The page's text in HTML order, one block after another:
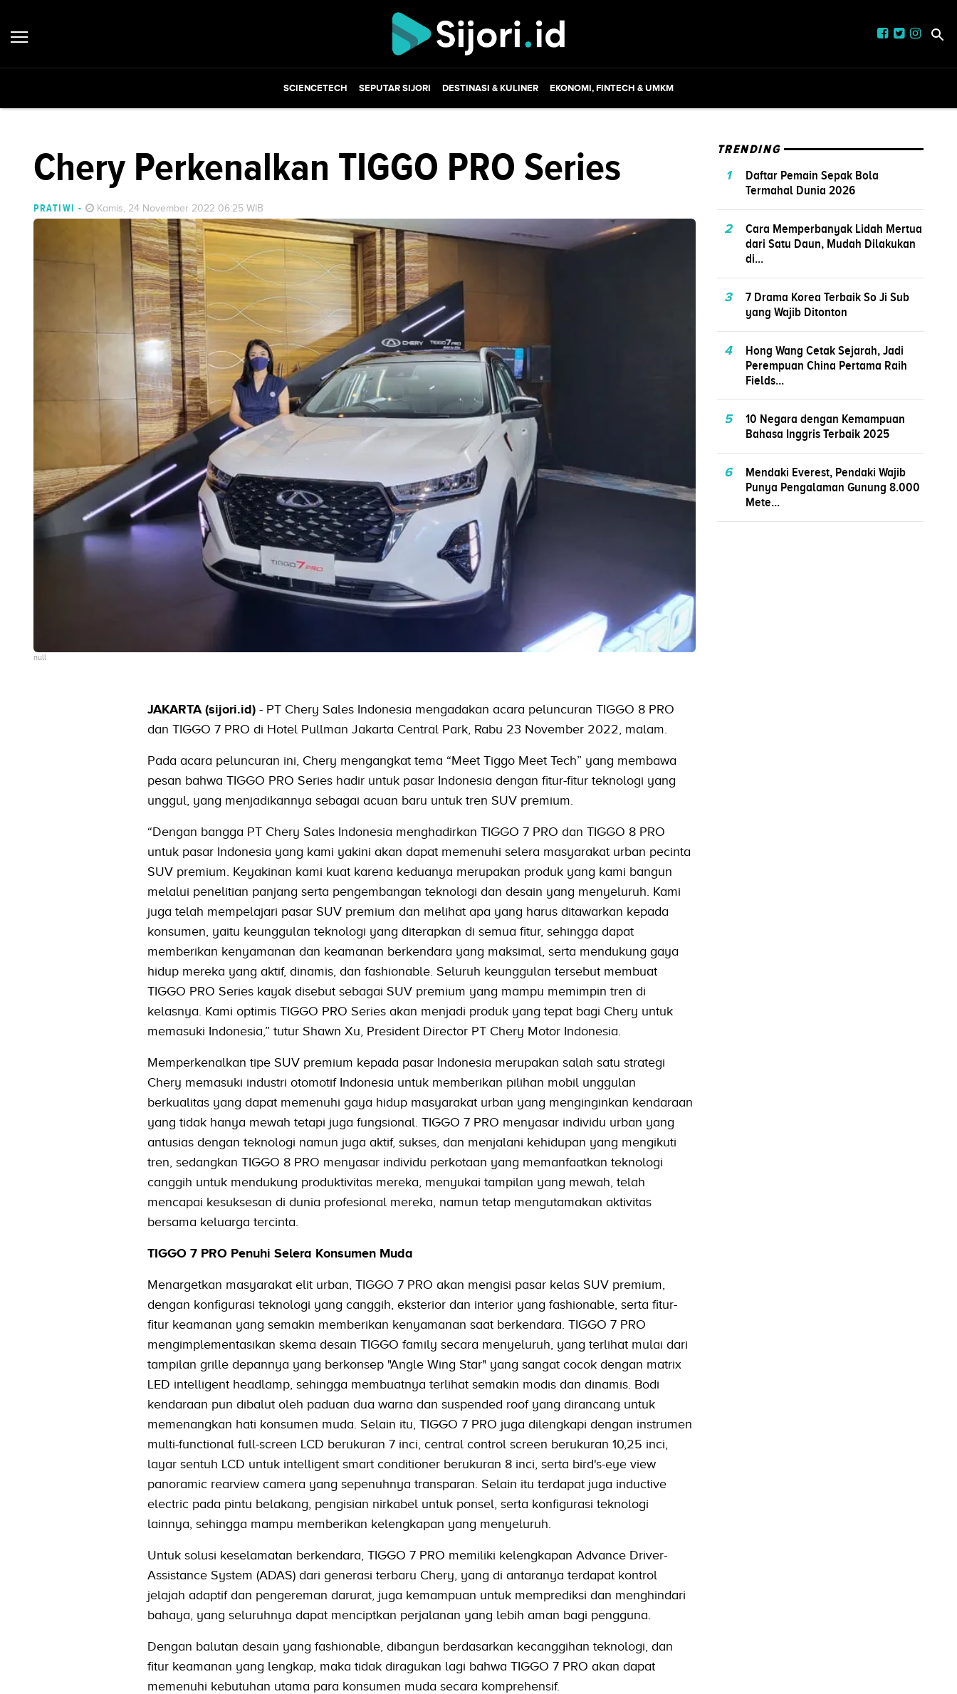
SCIENCETECH SEPUTAR SIJORI DESTINASI & KULINER EKONOMI, FINTECH & UMKM
Chery Perkenalkan TIGGO PRO Series
PRATIWI - Kamis, 24 November 2022 06:25 WIB
null
JAKARTA (sijori.id) - PT Chery Sales Indonesia mengadakan acara peluncuran TIGGO 8 PRO
dan TIGGO 7 PRO di Hotel Pullman Jakarta Central Park, Rabu 23 November 2022, malam.
Pada acara peluncuran ini, Chery mengangkat tema “Meet Tiggo Meet Tech” yang membawa
pesan bahwa TIGGO PRO Series hadir untuk pasar Indonesia dengan fitur-fitur teknologi yang
unggul, yang menjadikannya sebagai acuan baru untuk tren SUV premium.
“Dengan bangga PT Chery Sales Indonesia menghadirkan TIGGO 7 PRO dan TIGGO 8 PRO
untuk pasar Indonesia yang kami yakini akan dapat memenuhi selera masyarakat urban pecinta
SUV premium. Keyakinan kami kuat karena keduanya merupakan produk yang kami bangun
melalui penelitian panjang serta pengembangan teknologi dan desain yang menyeluruh. Kami
juga telah mempelajari pasar SUV premium dan melihat apa yang harus ditawarkan kepada
konsumen, yaitu keunggulan teknologi yang diterapkan di semua fitur, sehingga dapat
memberikan kenyamanan dan keamanan berkendara yang maksimal, serta mendukung gaya
hidup mereka yang aktif, dinamis, dan fashionable. Seluruh keunggulan tersebut membuat
TIGGO PRO Series kayak disebut sebagai SUV premium yang mampu memimpin tren di
kelasnya. Kami optimis TIGGO PRO Series akan menjadi produk yang tepat bagi Chery untuk
memasuki Indonesia,” tutur Shawn Xu, President Director PT Chery Motor Indonesia.
Memperkenalkan tipe SUV premium kepada pasar Indonesia merupakan salah satu strategi
Chery memasuki industri otomotif Indonesia untuk memberikan pilihan mobil unggulan
berkualitas yang dapat memenuhi gaya hidup masyarakat urban yang menginginkan kendaraan
yang tidak hanya mewah tetapi juga fungsional. TIGGO 7 PRO menyasar individu urban yang
antusias dengan teknologi namun juga aktif, sukses, dan menjalani kehidupan yang mengikuti
tren, sedangkan TIGGO 8 PRO menyasar individu perkotaan yang memanfaatkan teknologi
canggih untuk mendukung produktivitas mereka, menyukai tampilan yang mewah, telah
mencapai kesuksesan di dunia profesional mereka, namun tetap mengutamakan aktivitas
bersama keluarga tercinta.
TIGGO 7 PRO Penuhi Selera Konsumen Muda
Menargetkan masyarakat elit urban, TIGGO 7 PRO akan mengisi pasar kelas SUV premium,
dengan konfigurasi teknologi yang canggih, eksterior dan interior yang fashionable, serta fitur-
fitur keamanan yang semakin memberikan kenyamanan saat berkendara. TIGGO 7 PRO
mengimplementasikan skema desain TIGGO family secara menyeluruh, yang terlihat mulai dari
tampilan grille depannya yang berkonsep "Angle Wing Star" yang sangat cocok dengan matrix
LED intelligent headlamp, sehingga membuatnya terlihat semakin modis dan dinamis. Bodi
kendaraan pun dibalut oleh paduan dua warna dan suspended roof yang dirancang untuk
memenangkan hati konsumen muda. Selain itu, TIGGO 7 PRO juga dilengkapi dengan instrumen
multi-functional full-screen LCD berukuran 7 inci, central control screen berukuran 10,25 inci,
layar sentuh LCD untuk intelligent smart conditioner berukuran 8 inci, serta bird's-eye view
panoramic rearview camera yang sepenuhnya transparan. Selain itu terdapat juga inductive
electric pada pintu belakang, pengisian nirkabel untuk ponsel, serta konfigurasi teknologi
lainnya, sehingga mampu memberikan kelengkapan yang menyeluruh.
Untuk solusi keselamatan berkendara, TIGGO 7 PRO memiliki kelengkapan Advance Driver-
Assistance System (ADAS) dari generasi terbaru Chery, yang di antaranya terdapat kontrol
jelajah adaptif dan pengereman darurat, juga kemampuan untuk memprediksi dan menghindari
bahaya, yang seluruhnya dapat menciptkan perjalanan yang lebih aman bagi pengguna.
Dengan balutan desain yang fashionable, dibangun berdasarkan kecanggihan teknologi, dan
fitur keamanan yang lengkap, maka tidak diragukan lagi bahwa TIGGO 7 PRO akan dapat
memenuhi kebutuhan utama para konsumen muda secara komprehensif.
TRENDING
1
Daftar Pemain Sepak Bola
Termahal Dunia 2026
2
Cara Memperbanyak Lidah Mertua
dari Satu Daun, Mudah Dilakukan
di...
3
7 Drama Korea Terbaik So Ji Sub
yang Wajib Ditonton
4
Hong Wang Cetak Sejarah, Jadi
Perempuan China Pertama Raih
Fields...
5
10 Negara dengan Kemampuan
Bahasa Inggris Terbaik 2025
6
Mendaki Everest, Pendaki Wajib
Punya Pengalaman Gunung 8.000
Mete...